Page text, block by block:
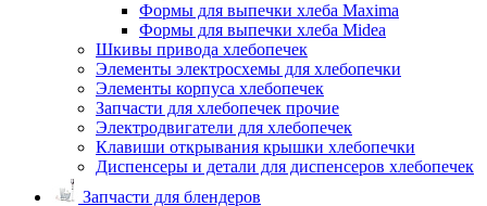
Формы для выпечки хлеба Maxima
Формы для выпечки хлеба Midea
Шкивы привода хлебопечек
Элементы электросхемы для хлебопечки
Элементы корпуса хлебопечек
Запчасти для хлебопечек прочие
Электродвигатели для хлебопечек
Клавиши открывания крышки хлебопечки
Диспенсеры и детали для диспенсеров хлебопечек
Запчасти для блендеров